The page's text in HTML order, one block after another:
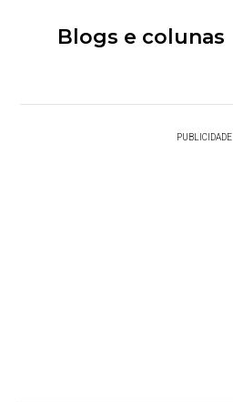
Blogs e colunas
PUBLICIDADE